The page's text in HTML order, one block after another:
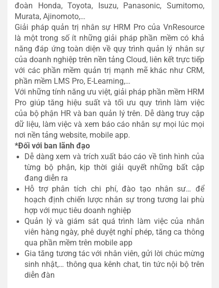
đoàn Honda, Toyota, Isuzu, Panasonic, Sumitomo,
Murata, Ajinomoto,…
Giải pháp quản trị nhân sự HRM Pro của VnResource
là một trong số ít những giải pháp phần mềm có khả
năng đáp ứng toàn diện về quy trình quản lý nhân sự
của doanh nghiệp trên nền tảng Cloud, liên kết trực tiếp
với các phần mềm quản trị mạnh mẽ khác như CRM,
phần mềm LMS Pro, E-Learning,…
Với những tính năng ưu việt, giải pháp phần mềm HRM
Pro giúp tăng hiệu suất và tối ưu quy trình làm việc
của bộ phận HR và ban quản lý trên. Dễ dàng truy cập
dữ liệu, làm việc và xem báo cáo nhân sự mọi lúc mọi
nơi nền tảng website, mobile app.
*Đối với ban lãnh đạo
Dễ dàng xem và trích xuất báo cáo về tình hình của
từng bộ phận, kịp thời giải quyết những bất cập
đang diễn ra
Hỗ trợ phân tích chi phí, đào tạo nhân sư… để
hoạch định chiến lược nhân sự trong tương lai phù
hợp với mục tiêu doanh nghiệp
Quản lý và giám sát quá trình làm việc của nhân
viên hàng ngày, phê duyệt nghỉ phép, tăng ca thông
qua phần mềm trên mobile app
Gia tăng tương tác với nhân viên, gửi lời chúc mừng
sinh nhật,… thông qua kênh chat, tin tức nội bộ trên
diễn đàn